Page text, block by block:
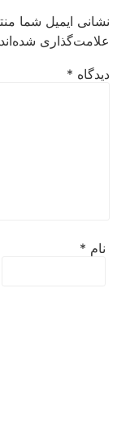
نشانی ایمیل شما
علامت‌گذاری شده‌اند
دیدگاه *
نام *